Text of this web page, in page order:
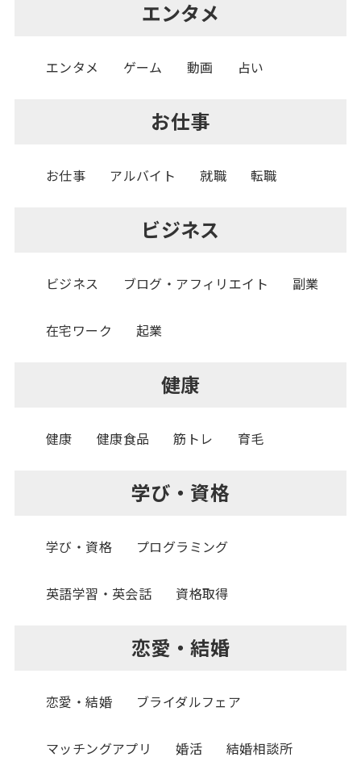
エンタメ
エンタメ ゲーム 動画 占い
お仕事
お仕事 アルバイト 就職 転職
ビジネス
ビジネス ブログ・アフィリエイト 副業
在宅ワーク 起業
健康
健康 健康食品 筋トレ 育毛
学び・資格
学び・資格 プログラミング
英語学習・英会話 資格取得
恋愛・結婚
恋愛・結婚 ブライダルフェア
マッチングアプリ 婚活 結婚相談所